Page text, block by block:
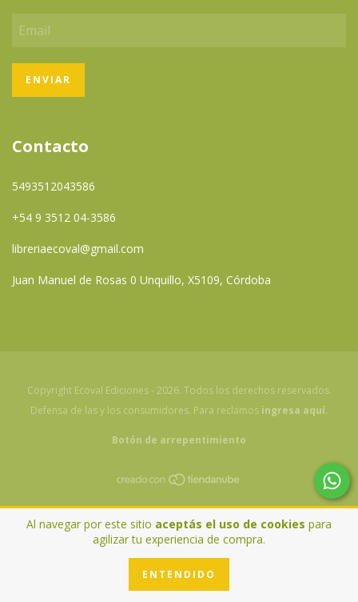
Al navegar por este sitio aceptás el uso de cookies para
agilizar tu experiencia de compra.
ENTENDIDO
Contacto
5493512043586
+54 9 3512 04-3586
libreriaecoval@gmail.com
Juan Manuel de Rosas 0 Unquillo, X5109, Córdoba
Copyright Ecoval Ediciones - 2026. Todos los derechos reservados.
Defensa de las y los consumidores. Para reclamos ingresa aquí.
Botón de arrepentimiento